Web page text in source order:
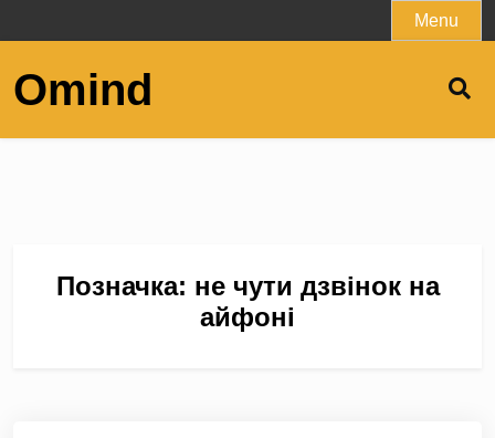
to
Menu
Omind
Позначка: не чути дзвінок на
айфоні